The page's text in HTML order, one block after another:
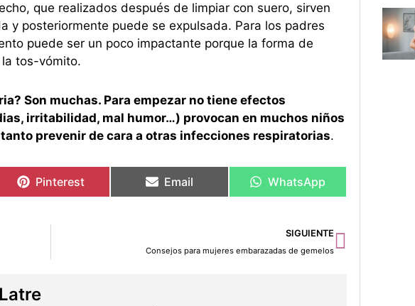
que realizados después de limpiar con suero, sirven
y posteriormente puede se expulsada. Para los padres
puede ser un poco impactante porque la forma de
tos-vómito.
Son muchas. Para empezar no tiene efectos
irritabilidad, mal humor…) provocan en muchos niños
prevenir de cara a otras infecciones respiratorias.
Pinterest Email WhatsApp
SIGUIENTE
Consejos para mujeres embarazadas de gemelos
Siguiente